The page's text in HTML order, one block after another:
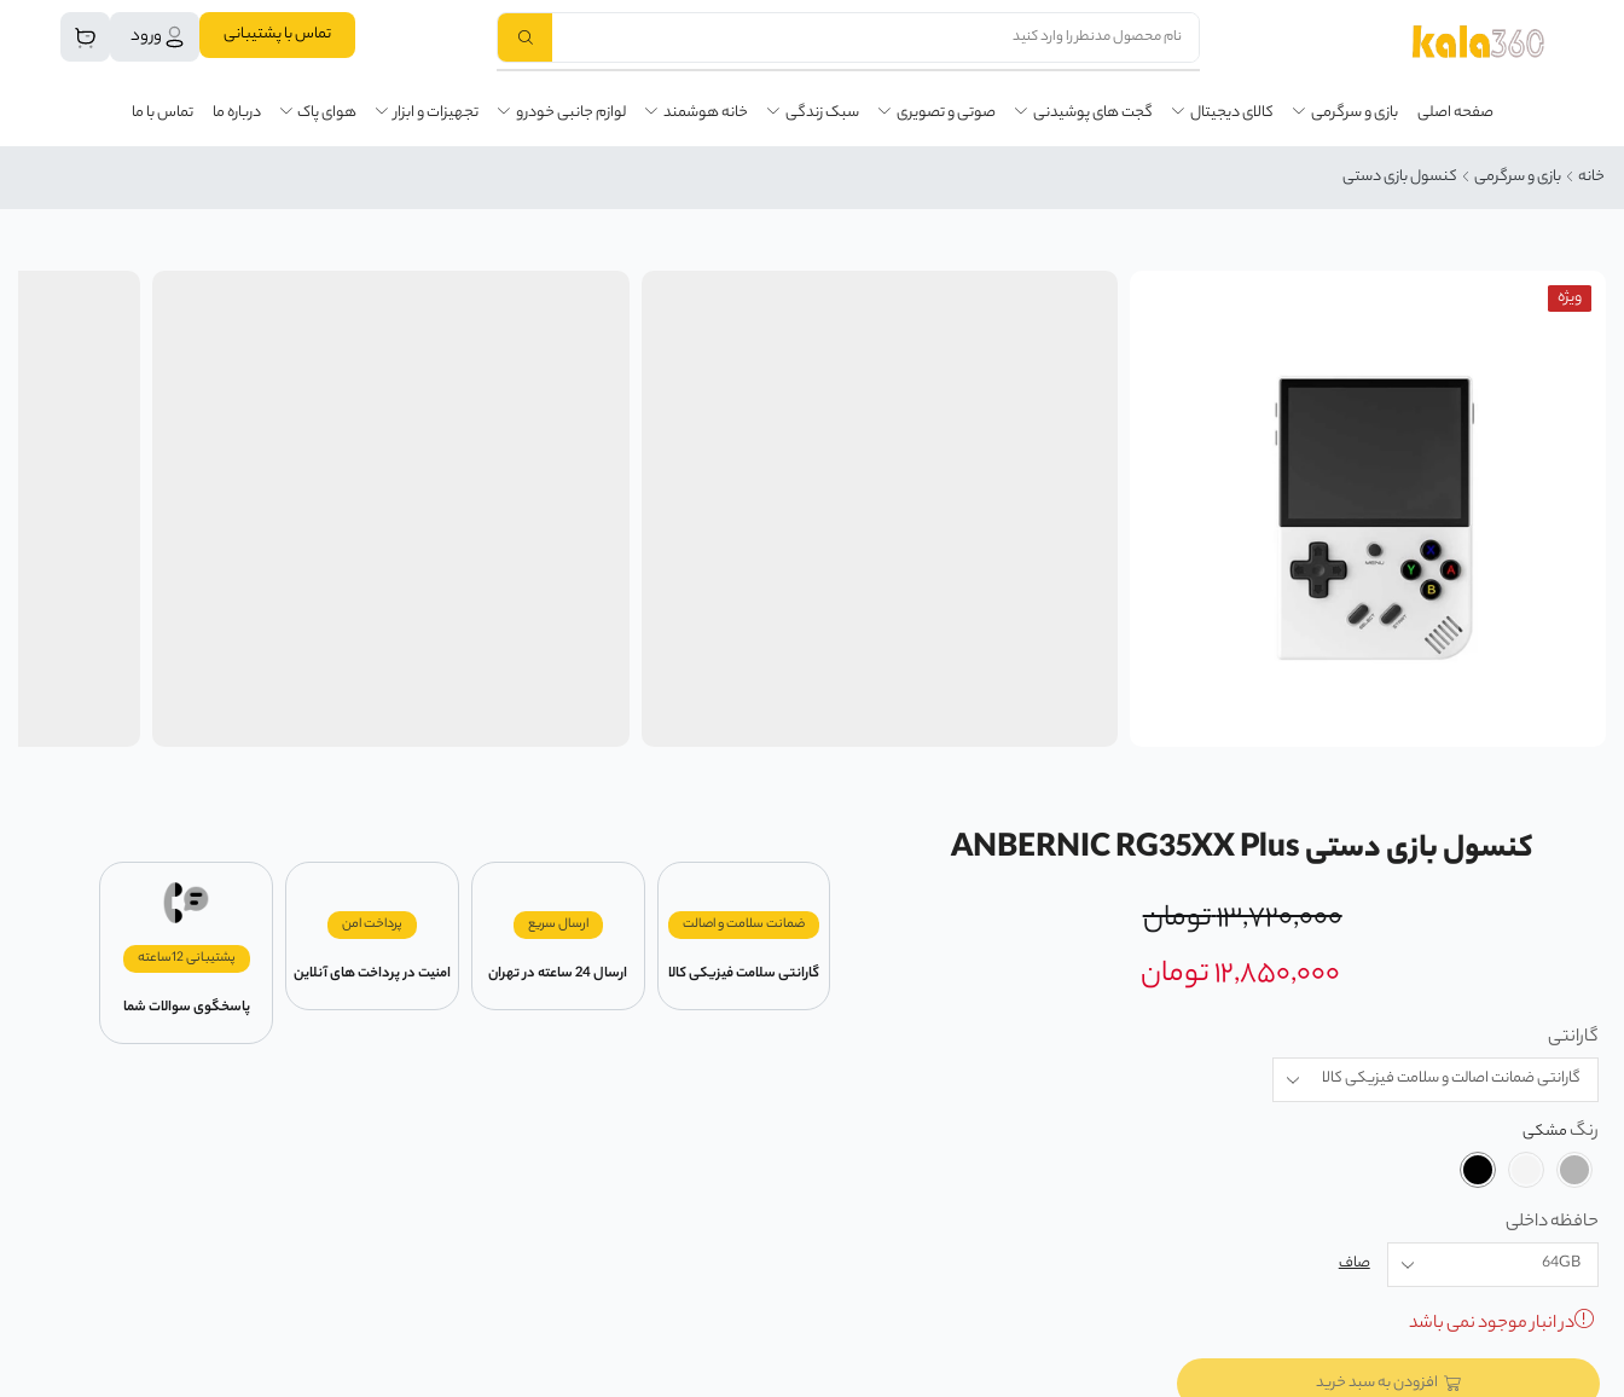
ورود تماس با پشتیبانی
صفحه اصلی بازی و سرگرمی کالای دیجیتال گجت های پوشیدنی صوتی و تصویری سبک زندگی خانه هوشمند لوازم جانبی خودرو تجهیزات و ابزار هوای پاک درباره ما تماس با ما
خانه بازی و سرگرمی کنسول بازی دستی
ویژه
کنسول بازی دستی ANBERNIC RG35XX Plus
۱۳,۷۲۰,۰۰۰تومان
۱۲,۸۵۰,۰۰۰تومان
گارانتی
رنگ
حافظه داخلی
صاف
در انبار موجود نمی باشد
افزودن به سبد خرید
ضمانت سلامت و اصالت
گارانتی سلامت فیزیکی کالا
ارسال سریع
ارسال 24 ساعته در تهران
پرداخت امن
امنیت در پرداخت های آنلاین
پشتیبانی 12ساعته
پاسخگوی سوالات شما